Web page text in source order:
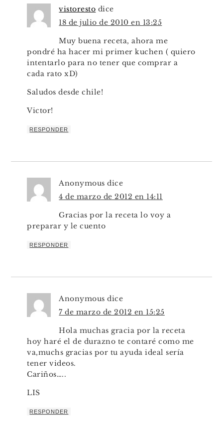
vistoresto dice
18 de julio de 2010 en 13:25
Muy buena receta, ahora me
pondré ha hacer mi primer kuchen ( quiero
intentarlo para no tener que comprar a
cada rato xD)
Saludos desde chile!
Victor!
RESPONDER
Anonymous dice
4 de marzo de 2012 en 14:11
Gracias por la receta lo voy a
preparar y le cuento
RESPONDER
Anonymous dice
7 de marzo de 2012 en 15:25
Hola muchas gracia por la receta
hoy haré el de durazno te contaré como me
va,muchs gracias por tu ayuda ideal sería
tener videos.
Cariños…..
LIS
RESPONDER